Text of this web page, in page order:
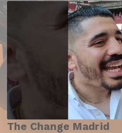
The Change Madrid